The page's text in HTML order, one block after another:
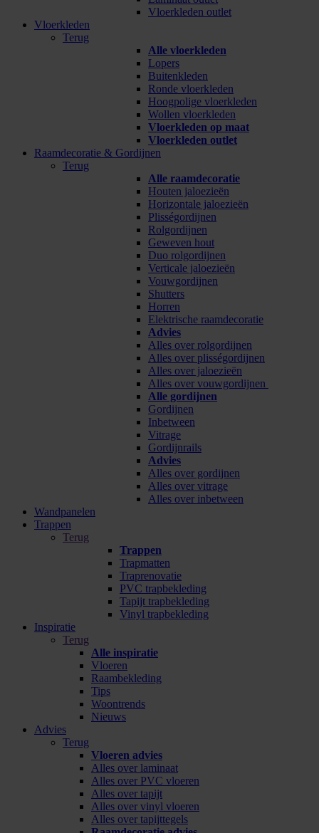
Vloerkleden outlet
Vloerkleden
Terug
Alle vloerkleden
Lopers
Buitenkleden
Ronde vloerkleden
Hoogpolige vloerkleden
Wollen vloerkleden
Vloerkleden op maat
Vloerkleden outlet
Raamdecoratie & Gordijnen
Terug
Alle raamdecoratie
Houten jaloezieën
Horizontale jaloezieën
Plisségordijnen
Rolgordijnen
Geweven hout
Duo rolgordijnen
Verticale jaloezieën
Vouwgordijnen
Shutters
Horren
Elektrische raamdecoratie
Advies
Alles over rolgordijnen
Alles over plisségordijnen
Alles over jaloezieën
Alles over vouwgordijnen
Alle gordijnen
Gordijnen
Inbetween
Vitrage
Gordijnrails
Advies
Alles over gordijnen
Alles over vitrage
Alles over inbetween
Wandpanelen
Trappen
Terug
Trappen
Trapmatten
Traprenovatie
PVC trapbekleding
Tapijt trapbekleding
Vinyl trapbekleding
Inspiratie
Terug
Alle inspiratie
Vloeren
Raambekleding
Tips
Woontrends
Nieuws
Advies
Terug
Vloeren advies
Alles over laminaat
Alles over PVC vloeren
Alles over tapijt
Alles over vinyl vloeren
Alles over tapijttegels